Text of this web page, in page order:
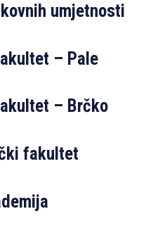
umjetnosti
– Pale
– Brčko
fakultet